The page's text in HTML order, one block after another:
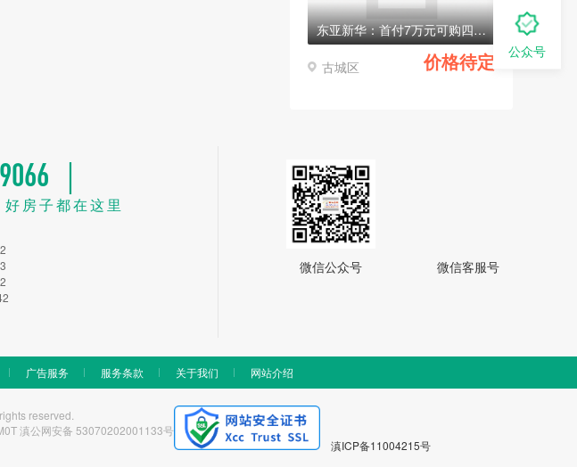
东亚新华：首付7万元可购四室两厅两卫电梯房
古城区 价格待定
｜
房子都在这里
微信公众号 微信客服号
广告服务 服务条款 关于我们 网站介绍
reserved.
滇公网安备 53070202001133号
滇ICP备11004215号
公众号